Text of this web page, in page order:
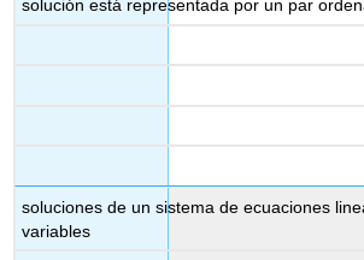
solución está representada por un par
soluciones de un sistema de ecuaciones
variables